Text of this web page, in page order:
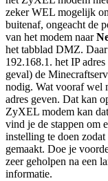
zeker WEL mogelijk
buitenaf, ongeacht de
van het modem naar
het tabblad DMZ.
192.168.1. het IP
geval) de
nodig. Wat vooraf wel
adres geven. Dat kan
ZyXEL modem kan
vind je de stappen om
instelling te doen
gemaakt. Doe je
zeer geholpen na een
informatie.